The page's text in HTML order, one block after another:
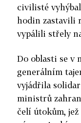
civilisté
hodin zastavili
vypálili střely
Do oblasti se v
generálním
vyjádřila
ministrů
čelí útokům,